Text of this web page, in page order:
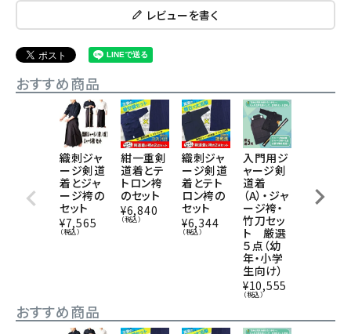
レビューを書く
おすすめ商品
織刺ジャ
ージ剣道
着とジャ
ージ袴の
セット
¥7,565
（税込）
紺一重剣
道着とテ
トロン袴
のセット
¥6,840
（税込）
織刺ジャ
ージ剣道
着とテト
ロン袴の
セット
¥6,344
（税込）
入門用ジ
ャージ剣
道着
（A）・ジャ
ージ袴・
竹刀セッ
ト 厳選
５点（幼
年・小学
生向け）
¥10,555
（税込）
220
おすすめ商品